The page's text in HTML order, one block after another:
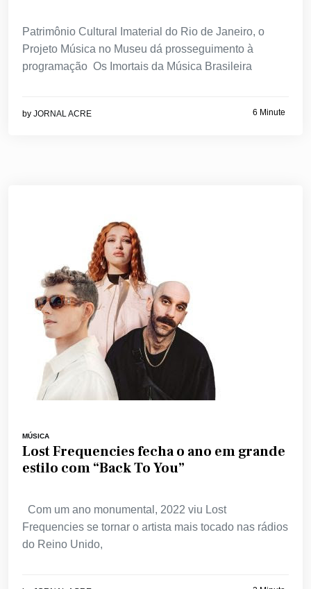
Patrimônio Cultural Imaterial do Rio de Janeiro, o
Projeto Música no Museu dá prosseguimento à
programação Os Imortais da Música Brasileira
by JORNAL ACRE 6 Minute
MÚSICA
Lost Frequencies fecha o ano em grande
estilo com “Back To You”
Com um ano monumental, 2022 viu Lost
Frequencies se tornar o artista mais tocado nas rádios
do Reino Unido,